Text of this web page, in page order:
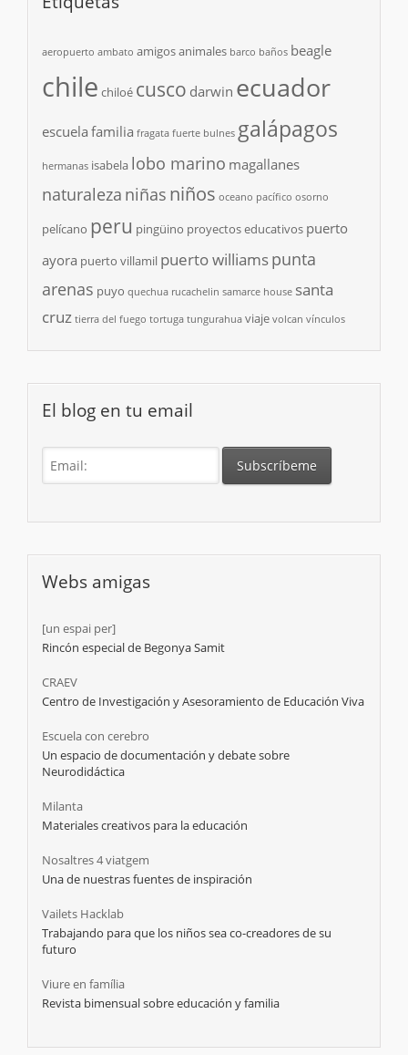
aeropuerto ambato amigosanimales barco baños beagle
chile chiloé cusco darwin ecuador
escuela familia fragata fuerte bulnes galápagos
hermanas isabela lobo marino magallanes
naturaleza niñas niños oceano pacífico osorno
pelícano peru pingüino proyectos educativos puerto
ayora puerto villamil puerto williamspunta
arenas puyo quechua rucachelin samarce house santa
cruz tierra del fuego tortuga tungurahua viaje volcan vínculos
El blog en tu email
Webs amigas
[un espai per]
Rincón especial de Begonya Samit
CRAEV
Centro de Investigación y Asesoramiento de Educación Viva
Escuela con cerebro
Un espacio de documentación y debate sobre
Neurodidáctica
Milanta
Materiales creativos para la educación
Nosaltres 4 viatgem
Una de nuestras fuentes de inspiración
Vailets Hacklab
Trabajando para que los niños sea co-creadores de su
futuro
Viure en família
Revista bimensual sobre educación y familia